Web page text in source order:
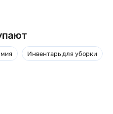
Инвентарь для уборки